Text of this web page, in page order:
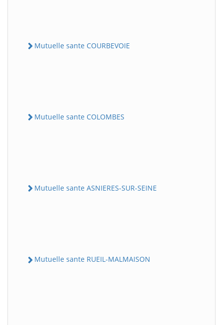
Mutuelle sante COURBEVOIE
Mutuelle sante COLOMBES
Mutuelle sante ASNIERES-SUR-SEINE
Mutuelle sante RUEIL-MALMAISON